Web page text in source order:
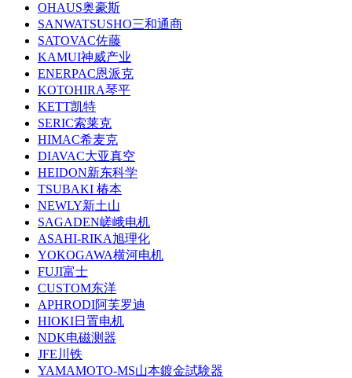
OHAUS奥豪斯
SANWATSUSHO三和通商
SATOVAC佐藤
KAMUI神威产业
ENERPAC恩派克
KOTOHIRA琴平
KETT凯特
SERIC索莱克
HIMAC希麦克
DIAVAC大亚真空
HEIDON新东科学
TSUBAKI 椿本
NEWLY新土山
SAGADEN嵯峨电机
ASAHI-RIKA旭理化
YOKOGAWA横河电机
FUJI富士
CUSTOM东洋
APHRODI阿芙罗迪
HIOKI日置电机
NDK电磁测器
JFE川铁
YAMAMOTO-MS山本鍍金試験器